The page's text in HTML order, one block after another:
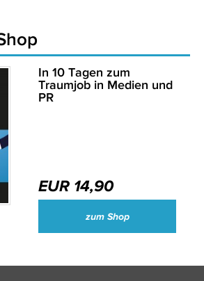
In 10 Tagen zum
Traumjob in Medien und
PR
EUR 14,90
zum Shop